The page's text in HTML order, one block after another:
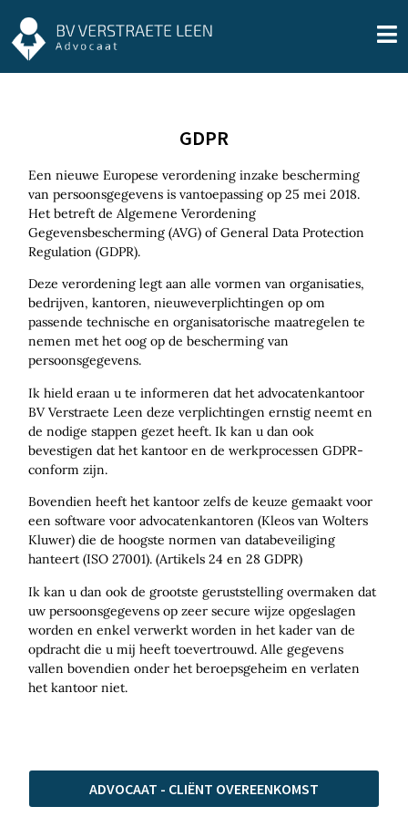
GDPR
Een nieuwe Europese verordening inzake bescherming
van persoonsgegevens is vantoepassing op 25 mei 2018.
Het betreft de Algemene Verordening
Gegevensbescherming (AVG) of General Data Protection
Regulation (GDPR).
Deze verordening legt aan alle vormen van organisaties,
bedrijven, kantoren, nieuweverplichtingen op om
passende technische en organisatorische maatregelen te
nemen met het oog op de bescherming van
persoonsgegevens.
Ik hield eraan u te informeren dat het advocatenkantoor
BV Verstraete Leen deze verplichtingen ernstig neemt en
de nodige stappen gezet heeft. Ik kan u dan ook
bevestigen dat het kantoor en de werkprocessen GDPR-
conform zijn.
Bovendien heeft het kantoor zelfs de keuze gemaakt voor
een software voor advocatenkantoren (Kleos van Wolters
Kluwer) die de hoogste normen van databeveiliging
hanteert (ISO 27001). (Artikels 24 en 28 GDPR)
Ik kan u dan ook de grootste geruststelling overmaken dat
uw persoonsgegevens op zeer secure wijze opgeslagen
worden en enkel verwerkt worden in het kader van de
opdracht die u mij heeft toevertrouwd. Alle gegevens
vallen bovendien onder het beroepsgeheim en verlaten
het kantoor niet.
ADVOCAAT - CLIËNT OVEREENKOMST